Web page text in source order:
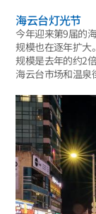
海云台灯光节
今年迎来第9届的
规模也在逐年扩
规模是去年的约2
海云台市场和温泉